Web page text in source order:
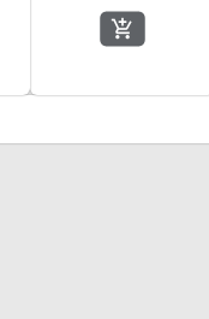
add_shopping_cart